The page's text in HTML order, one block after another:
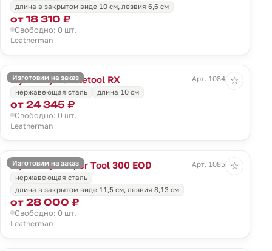
длина в закрытом виде 10 см, лезвия 6,6 см
от 18 310 ₽
Свободно: 0 шт.
Leatherman
Изготовим на заказ
Мультитул Skeletool RX
Арт. 10848.50
нержавеющая сталь
длина 10 см
от 24 345 ₽
Свободно: 0 шт.
Leatherman
☆
Изготовим на заказ
Мультитул Super Tool 300 EOD
Арт. 10852.30
нержавеющая сталь
длина в закрытом виде 11,5 см, лезвия 8,13 см
от 28 000 ₽
Свободно: 0 шт.
Leatherman
☆